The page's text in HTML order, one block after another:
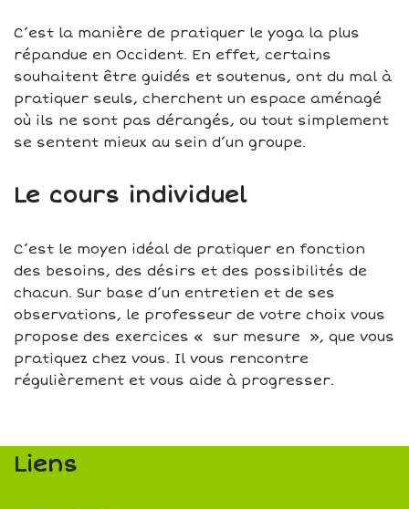
C’est la manière de pratiquer le yoga la plus
répandue en Occident. En effet, certains
souhaitent être guidés et soutenus, ont du mal à
pratiquer seuls, cherchent un espace aménagé
où ils ne sont pas dérangés, ou tout simplement
se sentent mieux au sein d’un groupe.
Le cours individuel
C’est le moyen idéal de pratiquer en fonction
des besoins, des désirs et des possibilités de
chacun. Sur base d’un entretien et de ses
observations, le professeur de votre choix vous
propose des exercices « sur mesure », que vous
pratiquez chez vous. Il vous rencontre
régulièrement et vous aide à progresser.
Liens